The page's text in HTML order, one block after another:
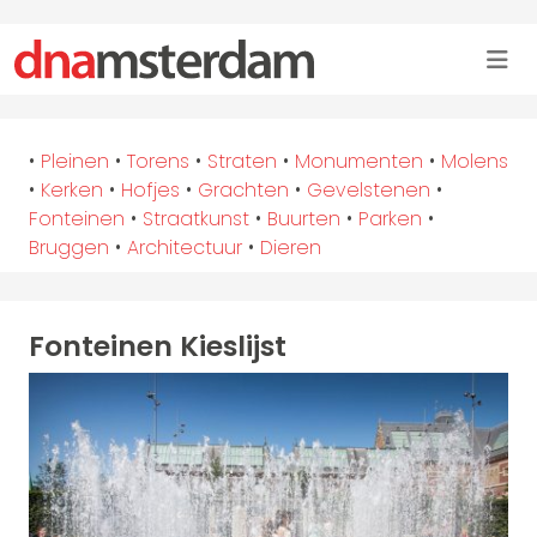
• Pleinen • Torens • Straten • Monumenten • Molens
• Kerken • Hofjes • Grachten • Gevelstenen •
Fonteinen • Straatkunst • Buurten • Parken •
Bruggen • Architectuur • Dieren
Fonteinen Kieslijst